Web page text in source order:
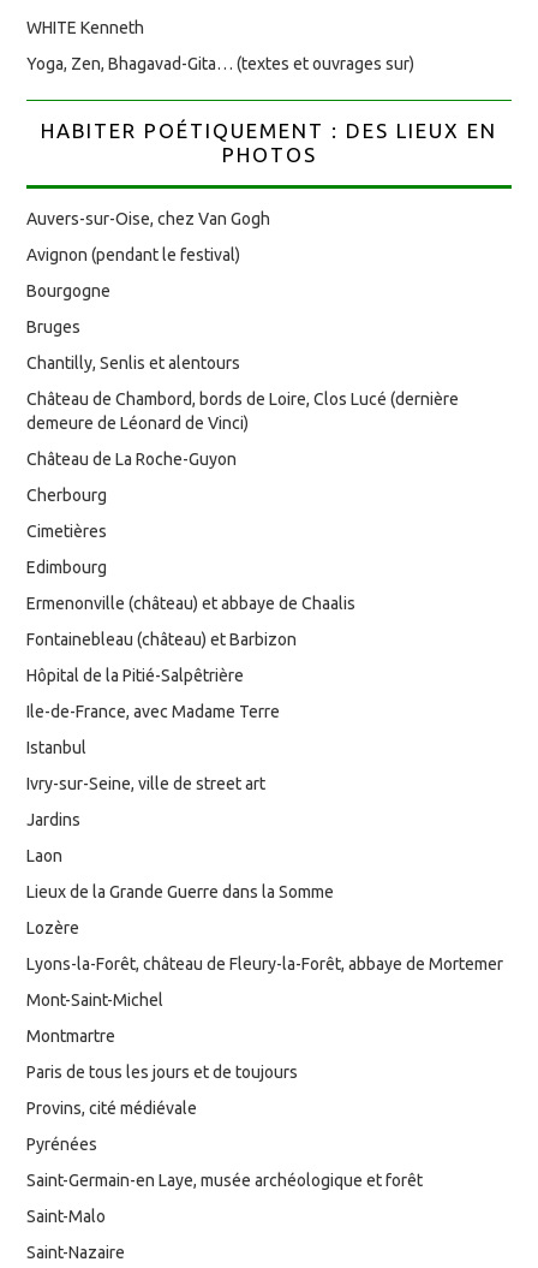
WHITE Kenneth
Yoga, Zen, Bhagavad-Gita… (textes et ouvrages sur)
HABITER POÉTIQUEMENT : DES LIEUX EN
PHOTOS
Auvers-sur-Oise, chez Van Gogh
Avignon (pendant le festival)
Bourgogne
Bruges
Chantilly, Senlis et alentours
Château de Chambord, bords de Loire, Clos Lucé (dernière
demeure de Léonard de Vinci)
Château de La Roche-Guyon
Cherbourg
Cimetières
Edimbourg
Ermenonville (château) et abbaye de Chaalis
Fontainebleau (château) et Barbizon
Hôpital de la Pitié-Salpêtrière
Ile-de-France, avec Madame Terre
Istanbul
Ivry-sur-Seine, ville de street art
Jardins
Laon
Lieux de la Grande Guerre dans la Somme
Lozère
Lyons-la-Forêt, château de Fleury-la-Forêt, abbaye de Mortemer
Mont-Saint-Michel
Montmartre
Paris de tous les jours et de toujours
Provins, cité médiévale
Pyrénées
Saint-Germain-en Laye, musée archéologique et forêt
Saint-Malo
Saint-Nazaire